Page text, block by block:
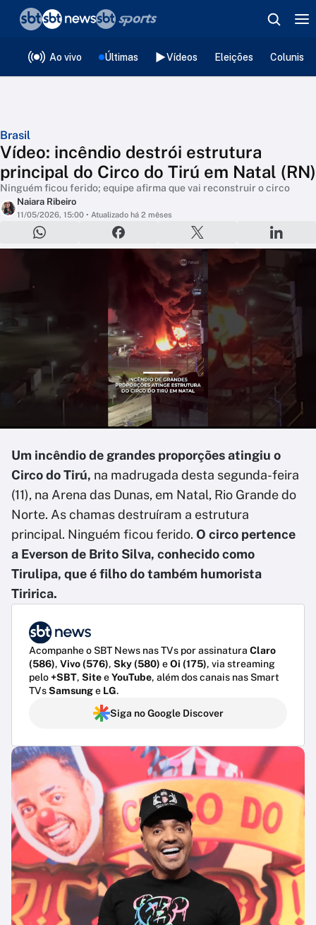
Ao vivo Últimas Vídeos Eleições
Brasil
Vídeo: incêndio destrói estrutura
principal do Circo do Tirú em Natal (RN)
Ninguém ficou ferido; equipe afirma que vai reconstruir o circo
Naiara Ribeiro
11/05/2026, 15:00 • Atualizado há 2 mêses
Um incêndio de grandes proporções atingiu o
Circo do Tirú, na madrugada desta segunda-feira
(11), na Arena das Dunas, em Natal, Rio Grande do
Norte. As chamas destruíram a estrutura
principal. Ninguém ficou ferido. O circo pertence
a Everson de Brito Silva, conhecido como
Tirulipa, que é filho do também humorista
Tiririca.
Acompanhe o SBT News nas TVs por assinatura Claro
(586), Vivo (576), Sky (580) eOi (175), via streaming
pelo+SBT, SiteeYouTube, além dos canais nas Smart
TVsSamsunge LG.
Siga no Google Discover
❮voltar
Editorias